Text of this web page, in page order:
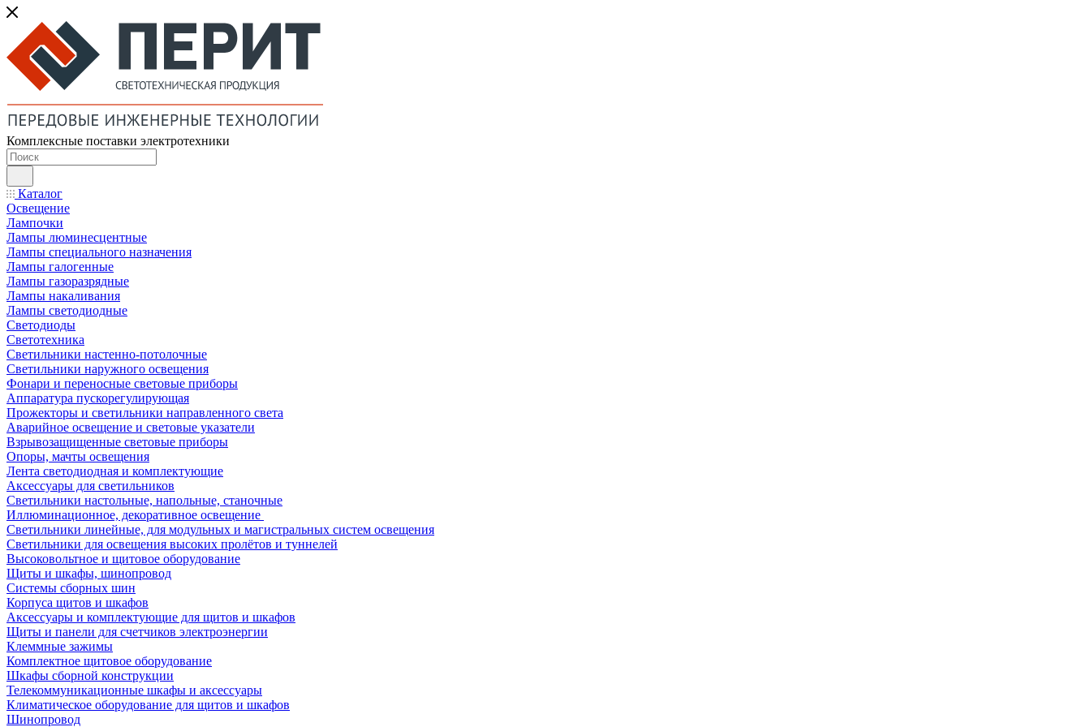
Комплексные поставки электротехники
Каталог
Освещение
Лампочки
Лампы люминесцентные
Лампы специального назначения
Лампы галогенные
Лампы газоразрядные
Лампы накаливания
Лампы светодиодные
Светодиоды
Светотехника
Светильники настенно-потолочные
Светильники наружного освещения
Фонари и переносные световые приборы
Аппаратура пускорегулирующая
Прожекторы и светильники направленного света
Аварийное освещение и световые указатели
Взрывозащищенные световые приборы
Опоры, мачты освещения
Лента светодиодная и комплектующие
Аксессуары для светильников
Светильники настольные, напольные, станочные
Иллюминационное, декоративное освещение
Светильники линейные, для модульных и магистральных систем освещения
Светильники для освещения высоких пролётов и туннелей
Высоковольтное и щитовое оборудование
Щиты и шкафы, шинопровод
Системы сборных шин
Корпуса щитов и шкафов
Аксессуары и комплектующие для щитов и шкафов
Щиты и панели для счетчиков электроэнергии
Клеммные зажимы
Комплектное щитовое оборудование
Шкафы сборной конструкции
Телекоммуникационные шкафы и аксессуары
Климатическое оборудование для щитов и шкафов
Шинопровод